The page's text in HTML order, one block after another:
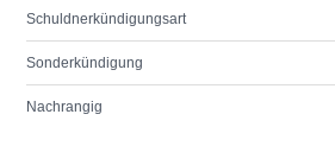
Schuldnerkündigungsart
Sonderkündigung
Nachrangig